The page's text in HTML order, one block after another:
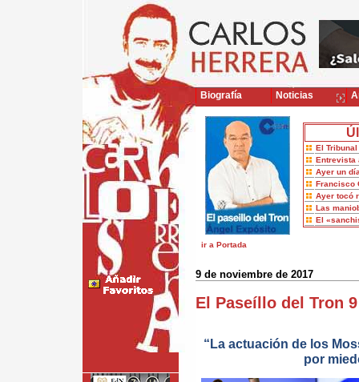
El
Entrevista
Ayer un
Francisco
Ayer tocó
Las
El
ir a Portada
9 de noviembre de 2017
El Paseíllo del Tron 9
“La actuación de los
por
Biografía Noticias